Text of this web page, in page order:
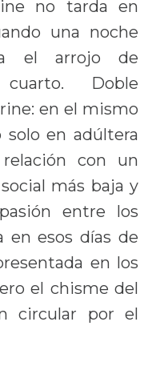
no tarda en
una noche
el arrojo de
Doble
en el mismo
en adúltera
con un
más baja y
entre los
en esos días de
en los
el chisme del
circular por el